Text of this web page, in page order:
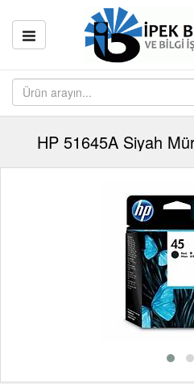
HP 51645A Siyah